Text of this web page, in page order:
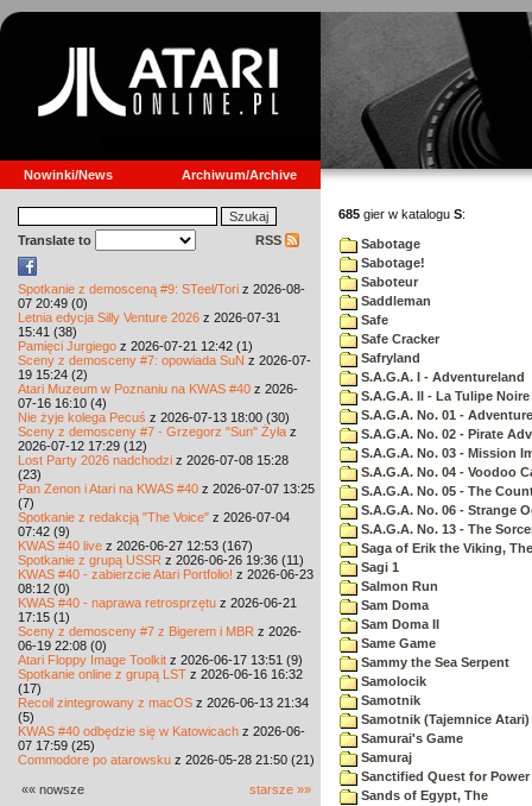
Nowinki/News Archiwum/Archive
Translate to RSS
Spotkanie z demosceną #9: STeel/Tori z 2026-08-
07 20:49 (0)
Letnia edycja Silly Venture 2026 z 2026-07-31
15:41 (38)
Pamięci Jurgiego z 2026-07-21 12:42 (1)
Sceny z demosceny #7: opowiada SuN z 2026-07-
19 15:24 (2)
Atari Muzeum w Poznaniu na KWAS #40 z 2026-
07-16 16:10 (4)
Nie żyje kolega Pecuś z 2026-07-13 18:00 (30)
Sceny z demosceny #7 - Grzegorz "Sun" Żyła z
2026-07-12 17:29 (12)
Lost Party 2026 nadchodzi z 2026-07-08 15:28
(23)
Pan Zenon i Atari na KWAS #40 z 2026-07-07 13:25
(7)
Spotkanie z redakcją "The Voice" z 2026-07-04
07:42 (9)
KWAS #40 live z 2026-06-27 12:53 (167)
Spotkanie z grupą USSR z 2026-06-26 19:36 (11)
KWAS #40 - zabierzcie Atari Portfolio! z 2026-06-23
08:12 (0)
KWAS #40 - naprawa retrosprzętu z 2026-06-21
17:15 (1)
Sceny z demosceny #7 z Bigerem i MBR z 2026-
06-19 22:08 (0)
Atari Floppy Image Toolkit z 2026-06-17 13:51 (9)
Spotkanie online z grupą LST z 2026-06-16 16:32
(17)
Recoil zintegrowany z macOS z 2026-06-13 21:34
(5)
KWAS #40 odbędzie się w Katowicach z 2026-06-
07 17:59 (25)
Commodore po atarowsku z 2026-05-28 21:50 (21)
«« nowsze starsze »»
685 gier w katalogu S:
Sabotage
Sabotage!
Saboteur
Saddleman
Safe
Safe Cracker
Safryland
S.A.G.A. I - Adventureland
S.A.G.A. II - La Tulipe Noire
S.A.G.A. No. 01 -
S.A.G.A. No. 02 - Pirate
S.A.G.A. No. 03 - Mission
S.A.G.A. No. 04 - Voodoo
S.A.G.A. No. 05 - The
S.A.G.A. No. 06 - Strange
S.A.G.A. No. 13 - The
Saga of Erik the Viking, The
Sagi 1
Salmon Run
Sam Doma
Sam Doma II
Same Game
Sammy the Sea Serpent
Samolocik
Samotnik
Samotnik (Tajemnice Atari)
Samurai's Game
Samuraj
Sanctified Quest for Power
Sands of Egypt, The